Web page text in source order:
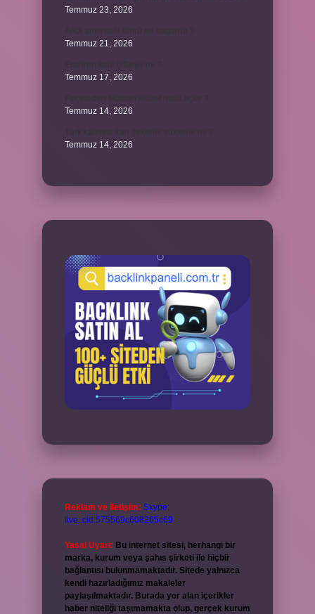
Temmuz 23, 2026
Temmuz 21, 2026
Temmuz 17, 2026
Temmuz 14, 2026
Temmuz 14, 2026
Reklam ve İletişim: Skype:
live:.cid.575569c608265c69
Yasal Uyarı: Bu internet sitesi, herhangi bir
marka, kurum veya şahıs şirketi ile hiçbir
bağlantısı bulunmamaktadır. Sitede yalnızca
kendi hazırladığımız makaleler
paylaşılmaktadır. Burada yer alan içerikler
haber niteliği taşımamakta olup, gerçek kurum